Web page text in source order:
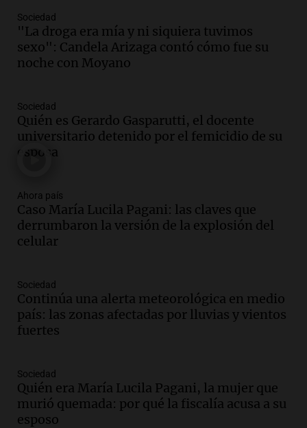
Audio.
de semana helado y ciudadanos
marchan contra reforma de tierras
Panorama Federal
Audio.
El "Mono" de Kapanga
adelantó su show en Rosario.
Viva la Radio Rosario
Episodios
en suspenso a hombre por simular robo
de recaudación en San Luis
Panorama Federal
Episodios
ayuda por problemas de fertilidad y la
ostentación de millonarios
Amamos Argentina
Episodios
avanza con testimonios clave sobre el
accidente en Villa Dolores
Panorama Federal
Episodios
Sociedad
"La droga era mía y ni siquiera tuvimos
sexo": Candela Arizaga contó cómo fue su
noche con Moyano
Sociedad
Quién es Gerardo Gasparutti, el docente
universitario detenido por el femicidio de su
esposa
Ahora país
Caso María Lucila Pagani: las claves que
derrumbaron la versión de la explosión del
celular
Sociedad
Continúa una alerta meteorológica en medio
país: las zonas afectadas por lluvias y vientos
fuertes
Sociedad
Quién era María Lucila Pagani, la mujer que
murió quemada: por qué la fiscalía acusa a su
esposo